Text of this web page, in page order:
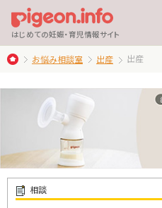
はじめての妊娠・育児情報サイト
お悩み相談室 出産 出産
相談